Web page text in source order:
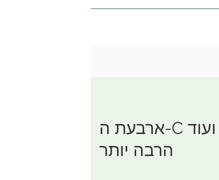
ארבעת ה-C של היהלומים ועוד
הרבה יותר